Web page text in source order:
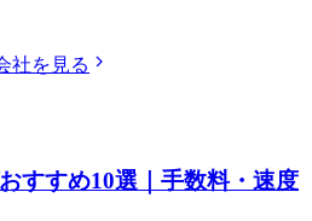
社を見る
すすめ10選｜手数料・速度